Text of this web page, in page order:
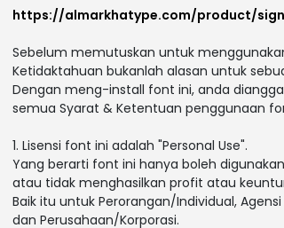
https://almarkhatype.com/product/
Sebelum memutuskan untuk
Ketidaktahuan bukanlah alasan untuk
Dengan meng-install font ini, anda
semua Syarat & Ketentuan penggunaan
1. Lisensi font ini adalah "Personal Use".
Yang berarti font ini hanya boleh
atau tidak menghasilkan profit atau
Baik itu untuk Perorangan/Individual,
dan Perusahaan/Korporasi.